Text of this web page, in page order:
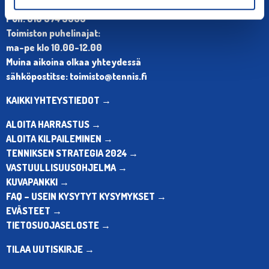
Puh. 010 574 3959
Toimiston puhelinajat:
ma-pe klo 10.00-12.00
Muina aikoina olkaa yhteydessä
sähköpostitse: toimisto@tennis.fi
KAIKKI YHTEYSTIEDOT →
ALOITA HARRASTUS →
ALOITA KILPAILEMINEN →
TENNIKSEN STRATEGIA 2024 →
VASTUULLISUUSOHJELMA →
KUVAPANKKI →
FAQ – USEIN KYSYTYT KYSYMYKSET →
EVÄSTEET →
TIETOSUOJASELOSTE →
TILAA UUTISKIRJE →